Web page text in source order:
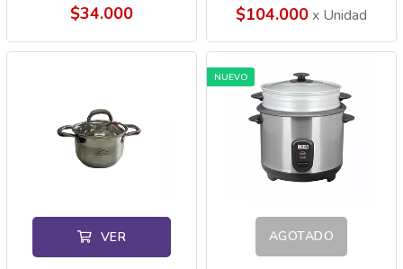
$34.000 $104.000x Unidad
VER
NUEVO
AGOTADO